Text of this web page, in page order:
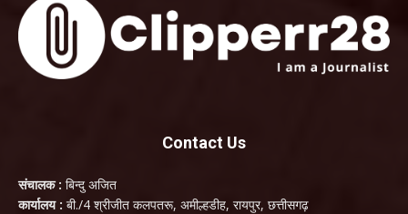
Contact Us
संचालक : बिन्दु अजित
कार्यालय : बी./4 श्रीजीत कलपतरू, अमील्हडीह, रायपुर, छत्तीसगढ़